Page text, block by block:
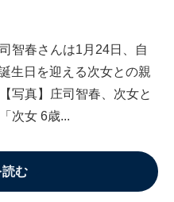
智春さんは1月24日、自
生日を迎える次女との親
写真】庄司智春、次女と
次女 6歳...
む